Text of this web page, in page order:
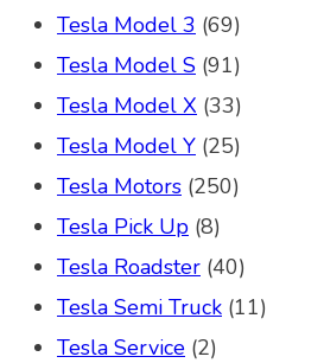
Tesla Model 3 (69)
Tesla Model S (91)
Tesla Model X (33)
Tesla Model Y (25)
Tesla Motors (250)
Tesla Pick Up (8)
Tesla Roadster (40)
Tesla Semi Truck (11)
Tesla Service (2)